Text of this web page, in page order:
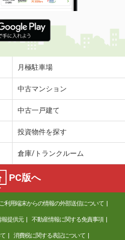
本町２丁目
万円
川県相模原市南区上鶴間本町２丁
万円
奈川県足柄上郡松田町神山
丁目
万円
川県横浜市磯子区中原２丁目
ンルーム
月極駐車場
中古マンション
中古一戸建て
投資物件を探す
倉庫/トランクルーム
PC版へ
利用端末からの情報の外部送信について
報提供元 不動産情報に関する免責事項
消費税に関する表記について